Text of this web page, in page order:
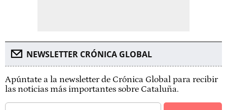
NEWSLETTER CRÓNICA GLOBAL
Apúntate a la newsletter de Crónica Global para recibir
las noticias más importantes sobre Cataluña.